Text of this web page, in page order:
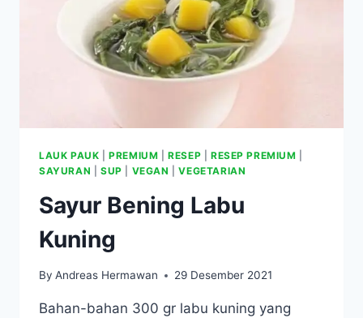
LAUK PAUK |PREMIUM |RESEP RESEP PREMIUM
SAYURAN
SUP VEGAN |VEGETARIAN
Sayur Bening Labu
Kuning
By Andreas Hermawan 29 Desember 2021
Bahan-bahan 300 gr labu kuning yang